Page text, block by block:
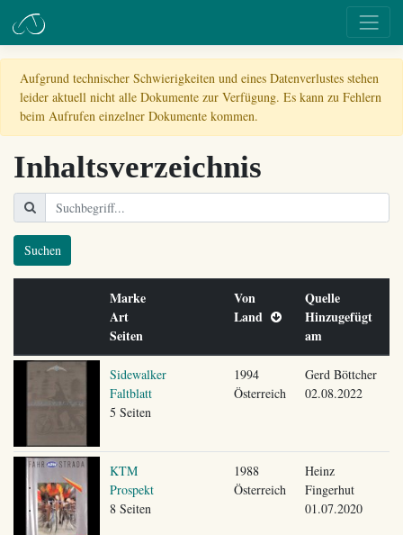
Aufgrund technischer Schwierigkeiten und eines Datenverlustes stehen
leider aktuell nicht alle Dokumente zur Verfügung. Es kann zu Fehlern
beim Aufrufen einzelner Dokumente kommen.
Inhaltsverzeichnis
Suchen
Marke
Art
Seiten
Von
Land
Quelle
Hinzugefügt
am
Sidewalker
Faltblatt
5 Seiten
1994
Österreich
Gerd Böttcher
02.08.2022
KTM
Prospekt
8 Seiten
1988
Österreich
Heinz
Fingerhut
01.07.2020